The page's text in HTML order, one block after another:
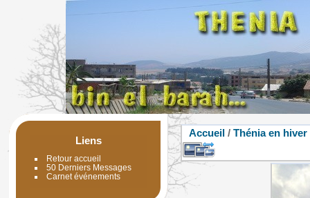
Liens
Retour accueil
50 Derniers Messages
Carnet événements
Accueil / Thénia en hiver